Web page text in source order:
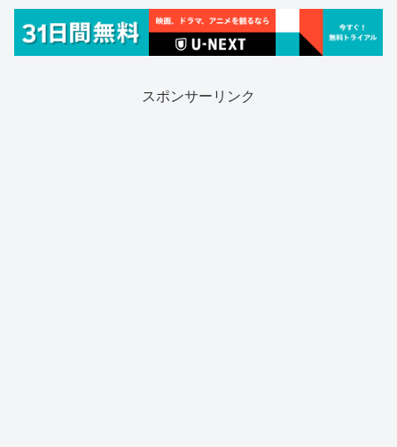
スポンサーリンク